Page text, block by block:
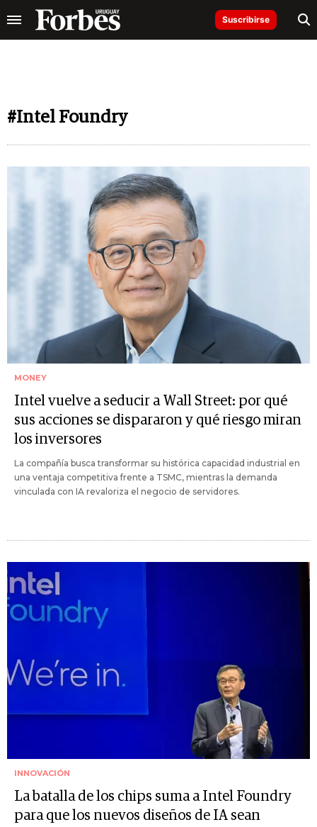
Suscribirse
#Intel Foundry
MONEY
Intel vuelve a seducir a Wall Street: por qué
sus acciones se dispararon y qué riesgo miran
los inversores
La compañía busca transformar su histórica capacidad industrial en
una ventaja competitiva frente a TSMC, mientras la demanda
vinculada con IA revaloriza el negocio de servidores.
INNOVACIÓN
La batalla de los chips suma a Intel Foundry
para que los nuevos diseños de IA sean